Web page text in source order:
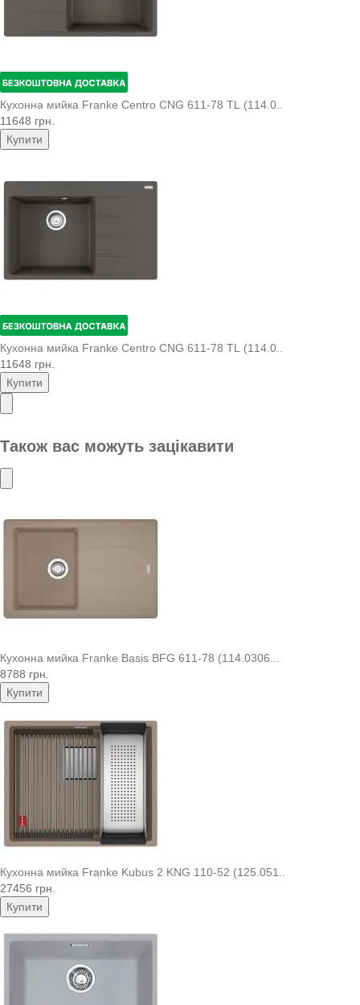
Кухонна мийка Franke Centro CNG 611-78 TL (114.0..
11648 грн.
Купити
Кухонна мийка Franke Centro CNG 611-78 TL (114.0..
11648 грн.
Купити
Також вас можуть зацікавити
Кухонна мийка Franke Basis BFG 611-78 (114.0306...
8788 грн.
Купити
Кухонна мийка Franke Kubus 2 KNG 110-52 (125.051..
27456 грн.
Купити